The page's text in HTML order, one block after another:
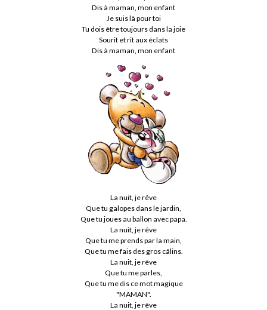
Dis à maman, mon enfant
Je suis là pour toi
Tu dois être toujours dans la joie
Sourit et rit aux éclats
Dis à maman, mon enfant
La nuit, je rêve
Que tu galopes dans le jardin,
Que tu joues au ballon avec papa.
La nuit, je rêve
Que tu me prends par la main,
Que tu me fais des gros câlins.
La nuit, je rêve
Que tu me parles,
Que tu me dis ce mot magique
"MAMAN".
La nuit, je rêve